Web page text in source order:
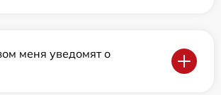
меня уведомят о